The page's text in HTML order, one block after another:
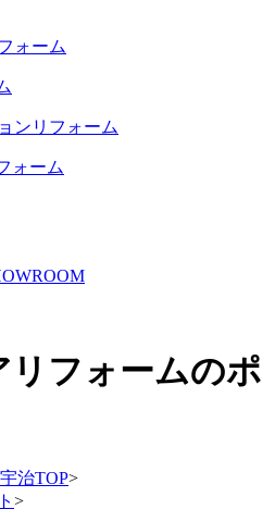
ォーム
リフォームのポ
治TOP>
>